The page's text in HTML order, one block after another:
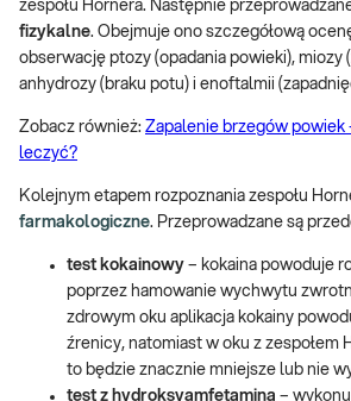
zespołu Hornera. Następnie
fizykalne. Obejmuje ono szczegółową
obserwację ptozy (opadania powieki), miozy
anhydrozy (braku potu) i enoftalmii
Zobacz również: Zapalenie brzegów powiek
leczyć?
Kolejnym etapem rozpoznania zespołu
farmakologiczne. Przeprowadzane są
test kokainowy – kokaina powoduje
poprzez hamowanie wychwytu
zdrowym oku aplikacja kokainy
źrenicy, natomiast w oku z zespołem
to będzie znacznie mniejsze lub nie
test z hydroksyamfetaminą –